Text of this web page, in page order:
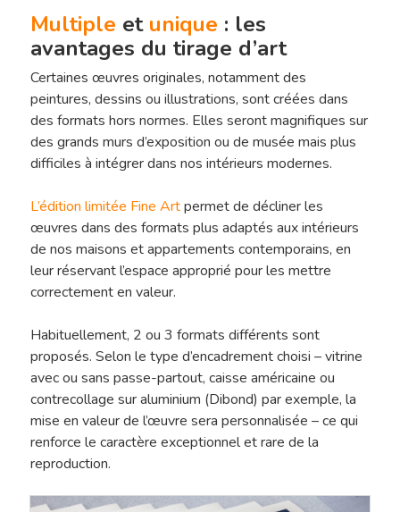
Multiple et unique : les
avantages du tirage d’art
Certaines œuvres originales, notamment des
peintures, dessins ou illustrations, sont créées dans
des formats hors normes. Elles seront magnifiques sur
des grands murs d’exposition ou de musée mais plus
difficiles à intégrer dans nos intérieurs modernes.
L’édition limitée Fine Artpermet de décliner les
œuvres dans des formats plus adaptés aux intérieurs
de nos maisons et appartements contemporains, en
leur réservant l’espace approprié pour les mettre
correctement en valeur.
Habituellement, 2 ou 3 formats différents sont
proposés. Selon le type d’encadrement choisi – vitrine
avec ou sans passe-partout, caisse américaine ou
contrecollage sur aluminium (Dibond) par exemple, la
mise en valeur de l’œuvre sera personnalisée – ce qui
renforce le caractère exceptionnel et rare de la
reproduction.